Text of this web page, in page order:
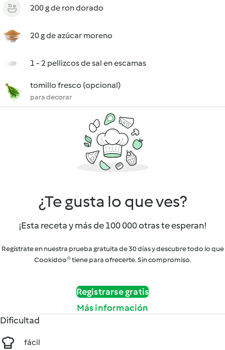
200 g de ron dorado
20 g de azúcar moreno
1 - 2 pellizcos de sal en escamas
tomillo fresco (opcional)
para decorar
¿Te gusta lo que ves?
¡Esta receta y más de 100 000 otras te esperan!
Regístrate en nuestra prueba gratuita de 30 días y descubre todo lo que
Cookidoo® tiene para ofrecerte. Sin compromiso.
Registrarse gratis
Más información
Dificultad
fácil